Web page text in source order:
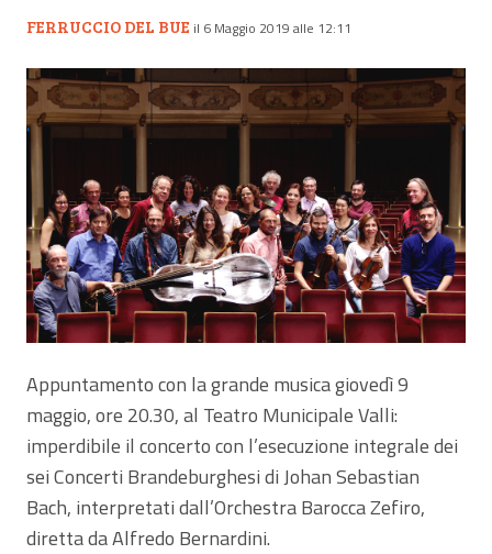
FERRUCCIO DEL BUE il 6 Maggio 2019 alle 12:11
Appuntamento con la grande musica giovedì 9
maggio, ore 20.30, al Teatro Municipale Valli:
imperdibile il concerto con l’esecuzione integrale dei
sei Concerti Brandeburghesi di Johan Sebastian
Bach, interpretati dall’Orchestra Barocca Zefiro,
diretta da Alfredo Bernardini.